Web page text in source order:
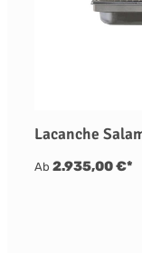
Lacanche
Ab 2.935,00 €*